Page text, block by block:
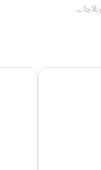
كاراكسا